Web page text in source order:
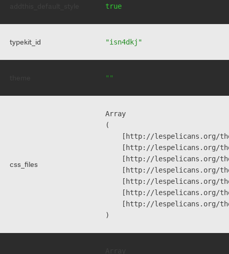
true
typekit_id "isn4dkj"
""
css_files
Array
(
[http://lespelicans.org/
[http://lespelicans.org/
[http://lespelicans.org/
[http://lespelicans.org/
[http://lespelicans.org/
[http://lespelicans.org/
[http://lespelicans.org/